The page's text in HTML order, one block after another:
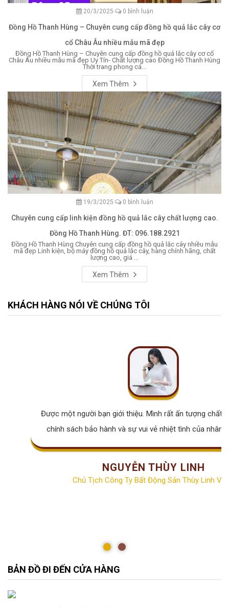
20/3/2025 0 bình luận
Đồng Hồ Thanh Hùng – Chuyên cung cấp đồng hồ quả lắc cây cơ
cổ Châu Âu nhiều mẫu mã đẹp
Đồng Hồ Thanh Hùng – Chuyên cung cấp đồng hồ quả lắc cây cơ cổ
Châu Âu nhiều mẫu mã đẹp Uy Tín- Chất lượng cao Đồng Hồ Thanh Hùng
Thời trang phong cá...
Xem Thêm
19/3/2025 0 bình luận
Chuyên cung cấp linh kiện đồng hồ quả lắc cây chất lượng cao.
Đồng Hồ Thanh Hùng. ĐT: 096.188.2921
Đồng Hồ Thanh Hùng Chuyên cung cấp đồng hồ quả lắc cây nhiều mẫu
mã đẹp Linh kiện, bộ máy đồng hồ quả lắc cây, hàng chính hãng, chất
lượng cao, giá ...
Xem Thêm
KHÁCH HÀNG NÓI VỀ CHÚNG TÔI
Được một người bạn giới thiệu. Mình rất ấn tượng chất
chính sách bảo hành và sự vui vẻ nhiệt tình của nhân
NGUYỄN THÙY LINH
Chủ Tịch Công Ty Bất Động Sản Thùy Linh
BẢN ĐỒ ĐI ĐẾN CỬA HÀNG